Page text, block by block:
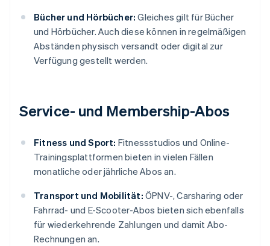
Bücher und Hörbücher: Gleiches gilt für Bücher
und Hörbücher. Auch diese können in regelmäßigen
Abständen physisch versandt oder digital zur
Verfügung gestellt werden.
Service- und Membership-Abos
Fitness und Sport: Fitnessstudios und Online-
Trainingsplattformen bieten in vielen Fällen
monatliche oder jährliche Abos an.
Transport und Mobilität: ÖPNV-, Carsharing oder
Fahrrad- und E-Scooter-Abos bieten sich ebenfalls
für wiederkehrende Zahlungen und damit Abo-
Rechnungen an.